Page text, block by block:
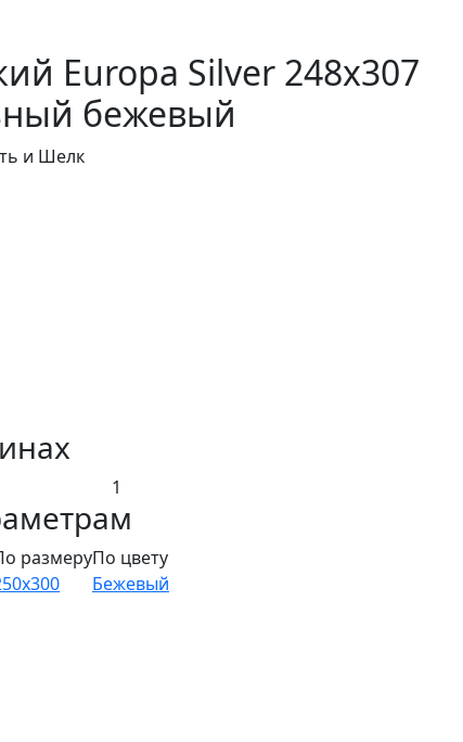
Europa Silver 248x307
бежевый
и Шелк
1
размеруПо цвету
Бежевый